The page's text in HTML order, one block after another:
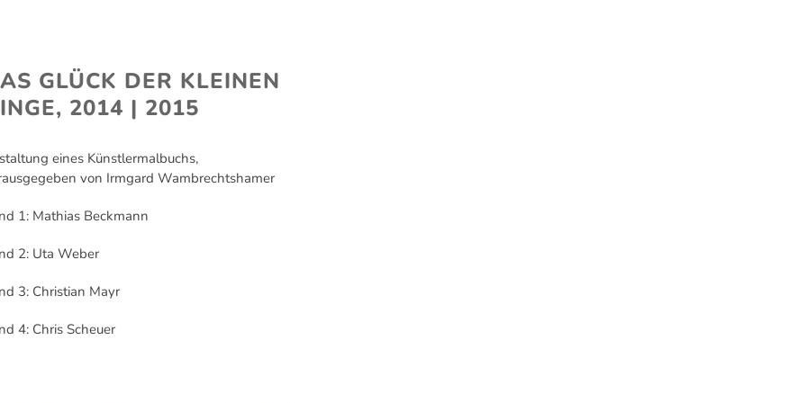
GLÜCK DER KLEINEN
2014 | 2015
eines Künstlermalbuchs,
von Irmgard Wambrechtshamer
1: Mathias Beckmann
2: Uta Weber
3: Christian Mayr
4: Chris Scheuer